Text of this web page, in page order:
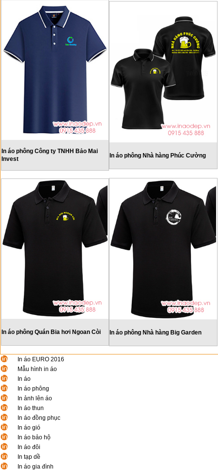
In áo phông Công ty TNHH Bảo Mai
Invest
In áo phông Nhà hàng Phúc Cường
In áo phông Quán Bia hơi Ngoan Còi In áo phông Nhà hàng Big Garden
In áo EURO 2016
Mẫu hình in áo
In áo
In áo phông
In ảnh lên áo
In áo thun
In áo đồng phục
In áo gió
In áo bảo hộ
In áo đôi
In tạp dề
In áo gia đình